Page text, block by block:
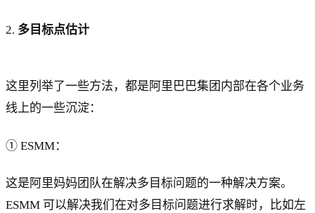
2. 多目标点估计
这里列举了一些方法，都是阿里巴巴集团内部在各个业务
线上的一些沉淀：
① ESMM：
这是阿里妈妈团队在解决多目标问题的一种解决方案。
ESMM 可以解决我们在对多目标问题进行求解时，比如左